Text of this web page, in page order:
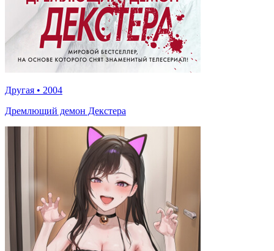
Другая • 2004
Дремлющий демон Декстера